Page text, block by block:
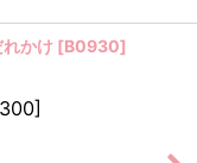
かけ [B0930]
300]